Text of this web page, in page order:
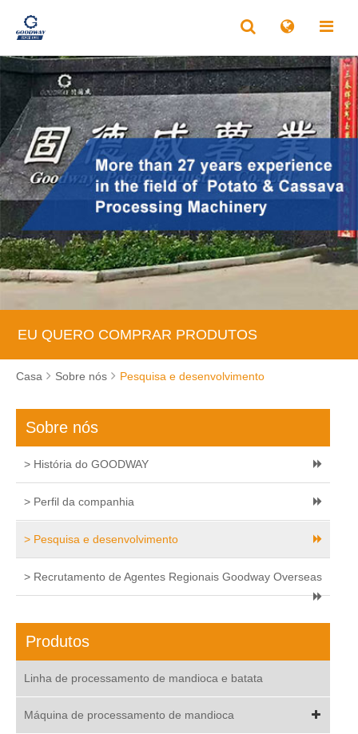
EU QUERO COMPRAR PRODUTOS
Casa Sobre nós Pesquisa e desenvolvimento
Sobre nós
> História do GOODWAY
> Perfil da companhia
> Pesquisa e desenvolvimento
> Recrutamento de Agentes Regionais Goodway Overseas
Produtos
Linha de processamento de mandioca e batata
Máquina de processamento de mandioca